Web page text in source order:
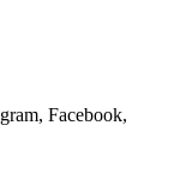
Facebook,